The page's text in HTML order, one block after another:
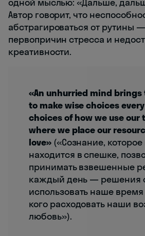
одной мыслью: «Дальше,
Автор говорит, что
абстрагироваться от рутины
первопричин стресса и
креативности.
«An unhurried mind
to make wise choices
choices of how we use our
where we place our
love»(«Сознание, которое
находится в спешке,
принимать взвешенные
каждый день — решения
использовать наше время
кого расходовать наши
любовь»).